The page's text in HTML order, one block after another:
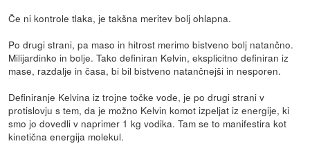
Če ni kontrole tlaka, je takšna meritev bolj ohlapna.
Po drugi strani, pa maso in hitrost merimo bistveno bolj natančno.
Milijardinko in bolje. Tako definiran Kelvin, eksplicitno definiran iz
mase, razdalje in časa, bi bil bistveno natančnejši in nesporen.
Definiranje Kelvina iz trojne točke vode, je po drugi strani v
protislovju s tem, da je možno Kelvin komot izpeljat iz energije, ki
smo jo dovedli v naprimer 1 kg vodika. Tam se to manifestira kot
kinetična energija molekul.